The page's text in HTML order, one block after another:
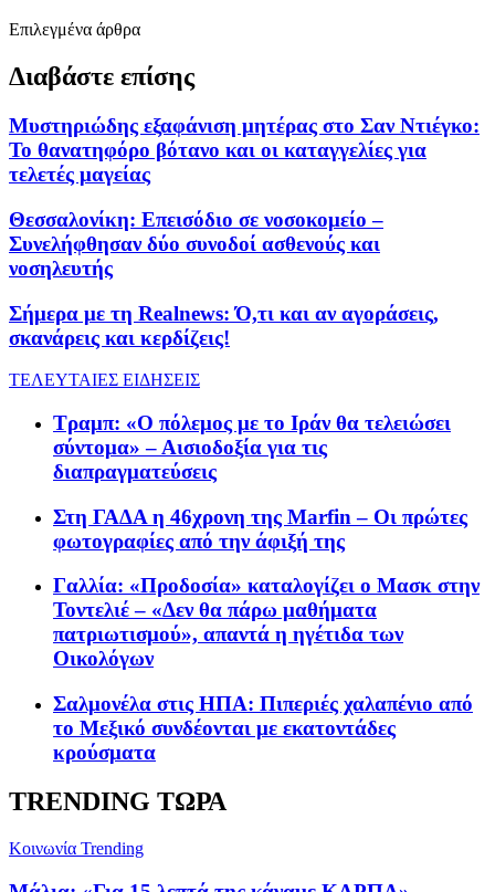
Επιλεγμένα άρθρα
Διαβάστε επίσης
Μυστηριώδης εξαφάνιση μητέρας στο Σαν Ντιέγκο:
Το θανατηφόρο βότανο και οι καταγγελίες για
τελετές μαγείας
Θεσσαλονίκη: Επεισόδιο σε νοσοκομείο –
Συνελήφθησαν δύο συνοδοί ασθενούς και
νοσηλευτής
Σήμερα με τη Realnews: Ό,τι και αν αγοράσεις,
σκανάρεις και κερδίζεις!
ΤΕΛΕΥΤΑΙΕΣ ΕΙΔΗΣΕΙΣ
Τραμπ: «Ο πόλεμος με το Ιράν θα τελειώσει
σύντομα» – Αισιοδοξία για τις
διαπραγματεύσεις
Στη ΓΑΔΑ η 46χρονη της Marfin – Οι πρώτες
φωτογραφίες από την άφιξή της
Γαλλία: «Προδοσία» καταλογίζει ο Μασκ στην
Τοντελιέ – «Δεν θα πάρω μαθήματα
πατριωτισμού», απαντά η ηγέτιδα των
Οικολόγων
Σαλμονέλα στις ΗΠΑ: Πιπεριές χαλαπένιο από
το Μεξικό συνδέονται με εκατοντάδες
κρούσματα
TRENDING ΤΩΡΑ
Κοινωνία Trending